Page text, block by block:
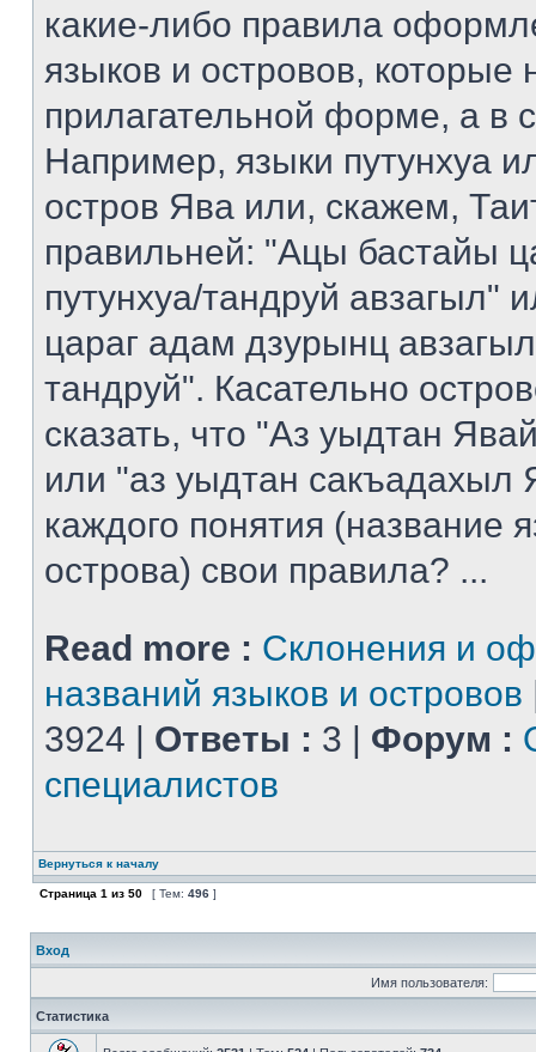
какие-либо правила
языков и островов, которые
прилагательной форме, а в
Например, языки путунхуа
остров Ява или, скажем,
правильней: "Ацы бастайы
путунхуа/тандруй авзагыл"
цараг адам дзурынц
тандруй". Касательно
сказать, что "Аз уыдтан
или "аз уыдтан сакъадахыл
каждого понятия (название
острова) свои правила? ...
Read more : Склонения и
названий языков и островов
3924 | Ответы : 3 | Форум :
специалистов
Вернуться к началу
Страница 1 из 50 [ Тем: 496 ]
Вход
Имя пользователя:
Статистика